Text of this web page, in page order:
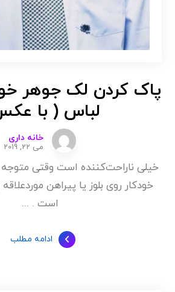
پاک کردن لک جوهر
لباس ( با
خانه داری
می 22, 2019
خیلی ناراحت‌کننده است وقتی
خودکار روی بلوز یا پیراهن
است . ...
ادامه مطلب